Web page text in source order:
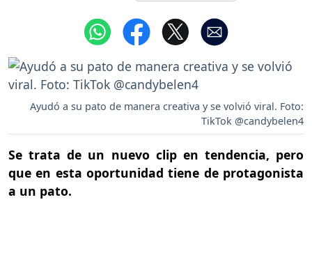
Ayudó a su pato de manera creativa y se volvió viral. Foto:
TikTok @candybelen4
Se trata de un nuevo clip en tendencia, pero
que en esta oportunidad tiene de protagonista
a un pato.